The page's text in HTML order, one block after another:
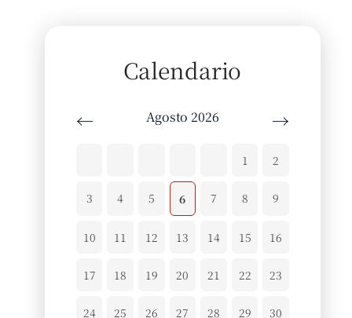
Calendario
← Agosto 2026 →
1 2
3 4 5 6 7 8 9
10 11 12 13 14 15 16
17 18 19 20 21 22 23
24 25 26 27 28 29 30